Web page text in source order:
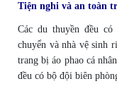
Tiện nghi và an toàn
Các du thuyền đều
chuyển và nhà vệ sinh
trang bị áo phao cá
đều có bộ đội biên